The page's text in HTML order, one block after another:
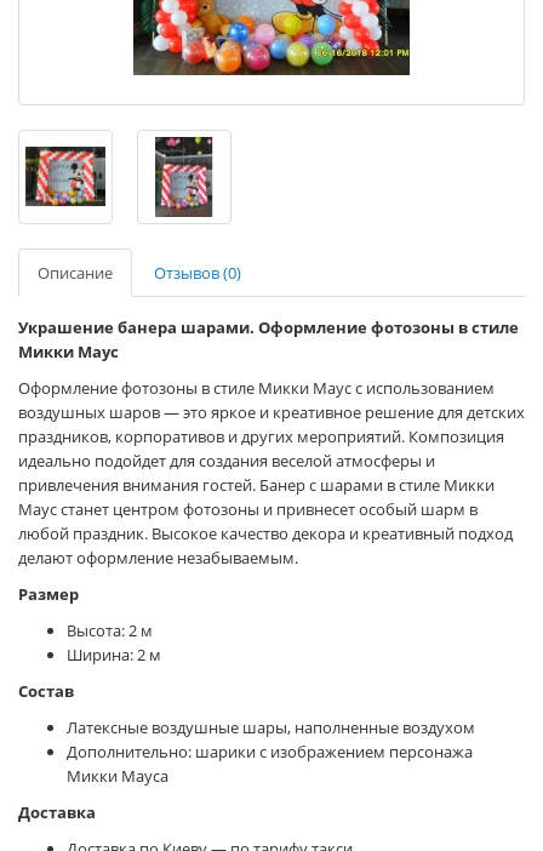
Описание Отзывов (0)
Украшение банера шарами. Оформление фотозоны в стиле
Микки Маус
Оформление фотозоны в стиле Микки Маус с использованием
воздушных шаров — это яркое и креативное решение для детских
праздников, корпоративов и других мероприятий. Композиция
идеально подойдет для создания веселой атмосферы и
привлечения внимания гостей. Банер с шарами в стиле Микки
Маус станет центром фотозоны и привнесет особый шарм в
любой праздник. Высокое качество декора и креативный подход
делают оформление незабываемым.
Размер
Высота: 2 м
Ширина: 2 м
Состав
Латексные воздушные шары, наполненные воздухом
Дополнительно: шарики с изображением персонажа
Микки Мауса
Доставка